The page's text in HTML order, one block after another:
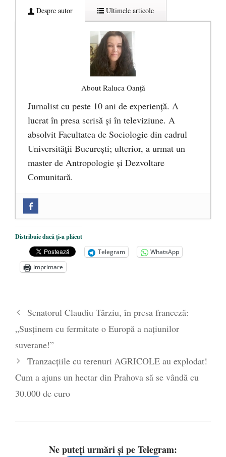
Despre autor Ultimele articole
About Raluca Oanță
Jurnalist cu peste 10 ani de experiență. A
lucrat în presa scrisă și în televiziune. A
absolvit Facultatea de Sociologie din cadrul
Universității București; ulterior, a urmat un
master de Antropologie și Dezvoltare
Comunitară.
Mănăstirea „Sfânta Ana” Rohia. Părintele
Nicolae Steinhardt, comemorat la 102 ani
de la naștere - 29 iulie 2024
„Carnea cultivată” în laborator, tot mai
Părintele mărturisitor Constantin
- 27 iulie 2024
Distribuie dacă ți-a plăcut
Telegram
WhatsApp
Imprimare
Senatorul Claudiu Târziu, în presa franceză:
„Susținem cu fermitate o Europă a națiunilor
suverane!”
Tranzacțiile cu terenuri AGRICOLE au explodat!
Cum a ajuns un hectar din Prahova să se vândă cu
30.000 de euro
Ne puteți urmări și pe Telegram: